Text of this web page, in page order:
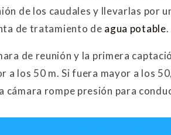
de los caudales y llevarlas por
de tratamiento de agua potable.
de reunión y la primera
a los 50 m. Si fuera mayor a los
cámara rompe presión para